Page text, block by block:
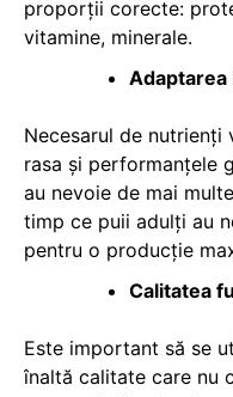
proporții corecte:
vitamine, minerale.
Adaptarea
Necesarul de nutrienți
rasa și performanțele
au nevoie de mai
timp ce puii adulți au
pentru o producție
Calitatea
Este important să se
înaltă calitate care nu